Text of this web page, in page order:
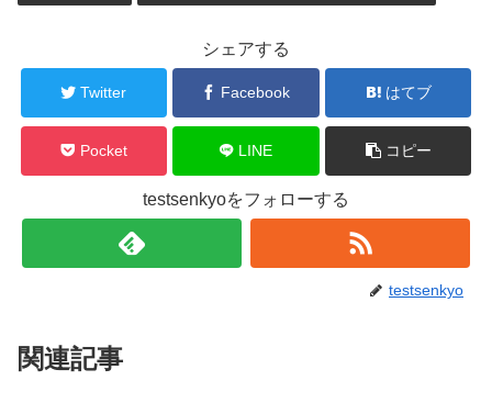
シェアする
Twitter Facebook はてブ
Pocket LINE コピー
testsenkyoをフォローする
testsenkyo
関連記事